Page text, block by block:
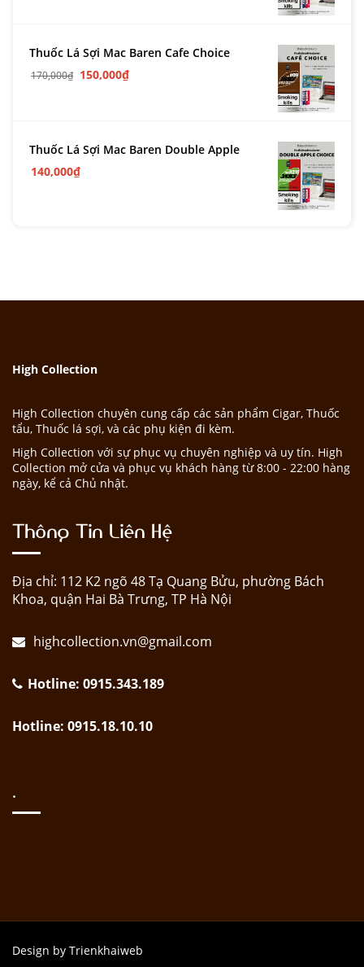
Thuốc Lá Sợi Mac Baren Cafe Choice
170,000₫ 150,000₫
Thuốc Lá Sợi Mac Baren Double Apple
140,000₫
High Collection
High Collection chuyên cung cấp các sản phẩm Cigar, Thuốc
tẩu, Thuốc lá sợi, và các phụ kiện đi kèm.
High Collection với sự phục vụ chuyên nghiệp và uy tín. High
Collection mở cửa và phục vụ khách hàng từ 8:00 - 22:00 hàng
ngày, kể cả Chủ nhật.
Thông Tin Liên Hệ
Địa chỉ: 112 K2 ngõ 48 Tạ Quang Bửu, phường Bách
Khoa, quận Hai Bà Trưng, TP Hà Nội
highcollection.vn@gmail.com
Hotline: 0915.343.189
Hotline: 0915.18.10.10
.
Design by Trienkhaiweb